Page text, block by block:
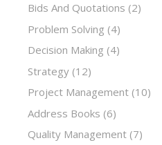
Bids And Quotations (2)
Problem Solving (4)
Decision Making (4)
Strategy (12)
Project Management (10)
Address Books (6)
Quality Management (7)